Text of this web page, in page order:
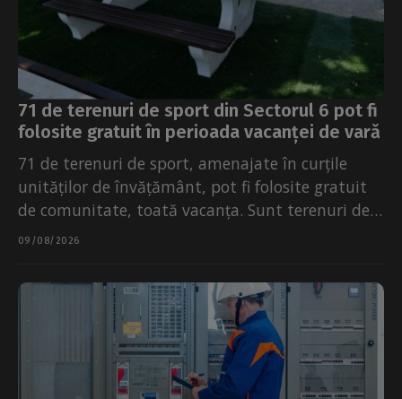
71 de terenuri de sport din Sectorul 6 pot fi
folosite gratuit în perioada vacanței de vară
71 de terenuri de sport, amenajate în curțile
unităților de învățământ, pot fi folosite gratuit
de comunitate, toată vacanța. Sunt terenuri de
fotbal,...
09/08/2026